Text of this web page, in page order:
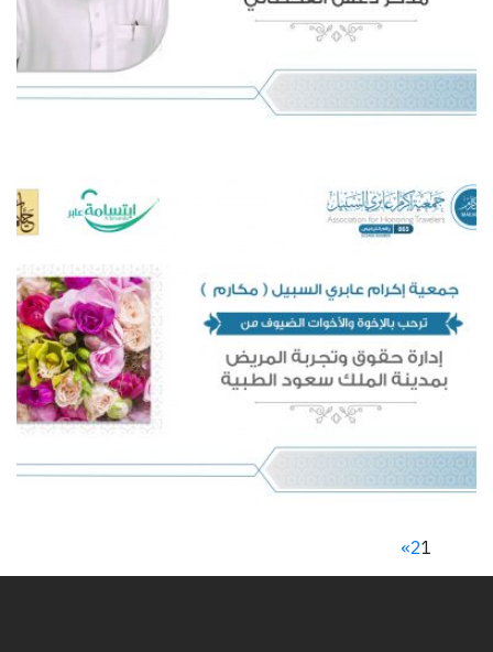
1
2
»